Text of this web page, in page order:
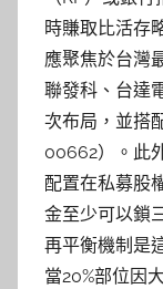
時賺取比活存
應聚焦於台灣
聯發科、台達
次布局，並搭
00662）。此
配置在私募股
金至少可以鎖
再平衡機制是
當20%部位因